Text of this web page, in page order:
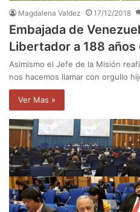
Magdalena Valdez 17/12/2018
Embajada de
Libertador a 188
Asimismo el Jefe de la Misión
nos hacemos llamar con orgullo
Ver Mas »